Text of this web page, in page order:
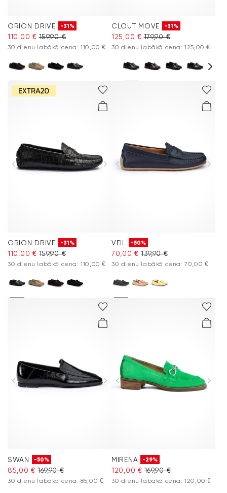
ORION DRIVE -31%
110,00 € 159,90 €
30 dienu labākā cena: 110,00 €
CLOUT MOVE -31%
125,00 € 179,90 €
30 dienu labākā cena: 125,00 €
ORION DRIVE -31%
110,00 € 159,90 €
30 dienu labākā cena: 110,00 €
VEIL -50%
70,00 € 139,90 €
30 dienu labākā cena: 70,00 €
SWAN -50%
85,00 € 169,90 €
30 dienu labākā cena: 85,00 €
MIRENA -29%
120,00 € 169,90 €
30 dienu labākā cena: 120,00 €